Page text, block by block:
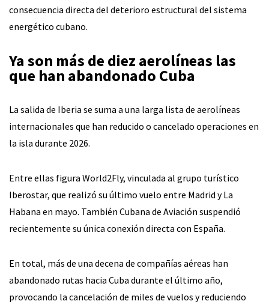
consecuencia directa del deterioro estructural del sistema
energético cubano.
Ya son más de diez aerolíneas las
que han abandonado Cuba
La salida de Iberia se suma a una larga lista de aerolíneas
internacionales que han reducido o cancelado operaciones en
la isla durante 2026.
Entre ellas figura World2Fly, vinculada al grupo turístico
Iberostar, que realizó su último vuelo entre Madrid y La
Habana en mayo. También Cubana de Aviación suspendió
recientemente su única conexión directa con España.
En total, más de una decena de compañías aéreas han
abandonado rutas hacia Cuba durante el último año,
provocando la cancelación de miles de vuelos y reduciendo